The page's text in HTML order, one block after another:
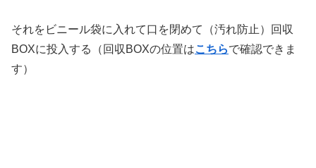
それをビニール袋に入れて口を閉めて（汚れ防止）回収
BOXに投入する（回収BOXの位置はこちらで確認できま
す）